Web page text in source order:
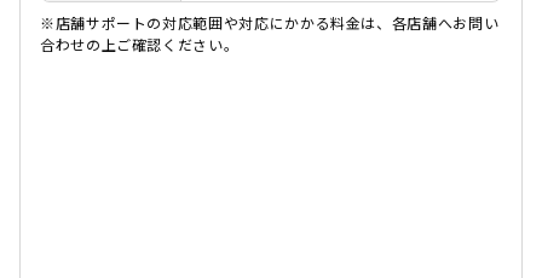
※店舗サポートの対応範囲や対応にかかる料金は、各店舗へお問い
合わせの上ご確認ください。